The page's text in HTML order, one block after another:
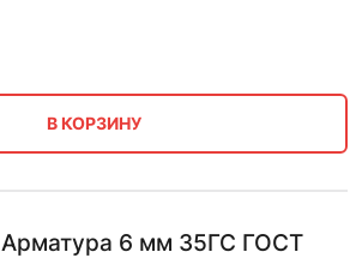
В КОРЗИНУ
Арматура 6 мм 35ГС ГОСТ